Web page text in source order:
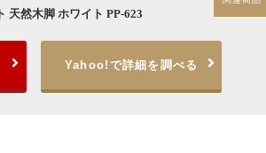
天然木脚 ホワイト PP-623
Yahoo!で詳細を調べる